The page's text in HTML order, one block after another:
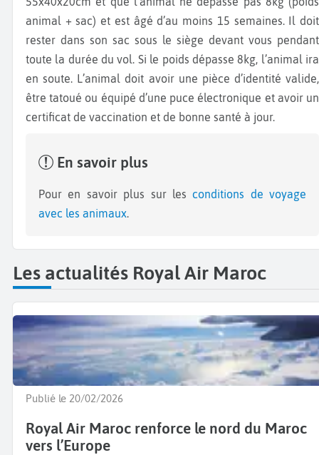
animal + sac) et est âgé d’au moins 15 semaines. Il doit
rester dans son sac sous le siège devant vous pendant
toute la durée du vol. Si le poids dépasse 8kg, l’animal ira
en soute. L’animal doit avoir une pièce d’identité valide,
être tatoué ou équipé d’une puce électronique et avoir un
certificat de vaccination et de bonne santé à jour.
En savoir plus
Pour en savoir plus sur les conditions de voyage
avec les animaux.
Les actualités Royal Air Maroc
Publié le 20/02/2026
Royal Air Maroc renforce le nord du Maroc
vers l’Europe